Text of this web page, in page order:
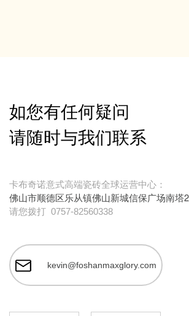
如您有任何疑问
请随时与我们联系
卡布奇诺意式高端瓷砖全球运营中心：
佛山市顺德区乐从镇佛山新城信保广场南塔
请您拨打 0757-82560338
kevin@foshanmaxglory.com